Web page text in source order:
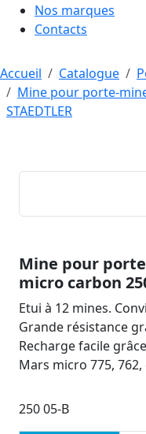
Nos marques
Contacts
Accueil Catalogue
Mine pour porte-
STAEDTLER
Mine pour
micro carbon
Etui à 12 mines.
Grande résistance
Recharge facile
Mars micro 775,
250 05-B